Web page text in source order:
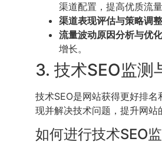
渠道配置，提高优质流量
渠道表现评估与策略调整
流量波动原因分析与优
增长。
3. 技术SEO监测
技术SEO是网站获得更好排
现并解决技术问题，提升网站
如何进行技术SEO